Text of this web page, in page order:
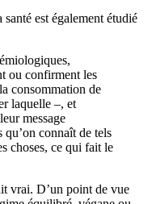
est également étudié
ou confirment les
consommation de
laquelle –, et
message
connaît de tels
choses, ce qui fait le
vrai. D’un point de vue